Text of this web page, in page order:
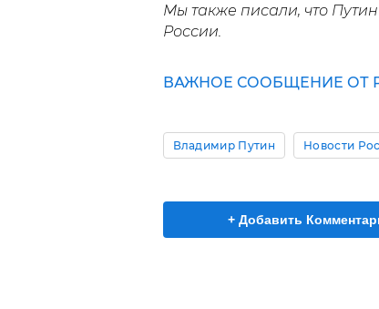
Мы также писали, что
России.
ВАЖНОЕ СООБЩЕНИЕ ОТ
Владимир Путин Новости
+ Добавить